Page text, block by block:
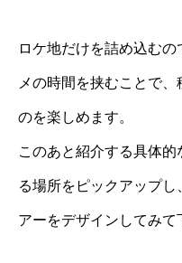
ロケ地だけを詰め込む
メの時間を挟むことで
のを楽しめます。
このあと紹介する具体
る場所をピックアップ
アーをデザインしてみて